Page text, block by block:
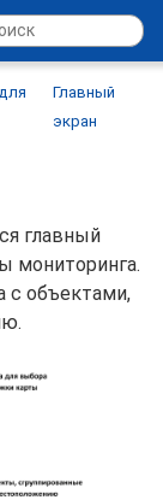
Главный
экран
главный
мониторинга.
с объектами,